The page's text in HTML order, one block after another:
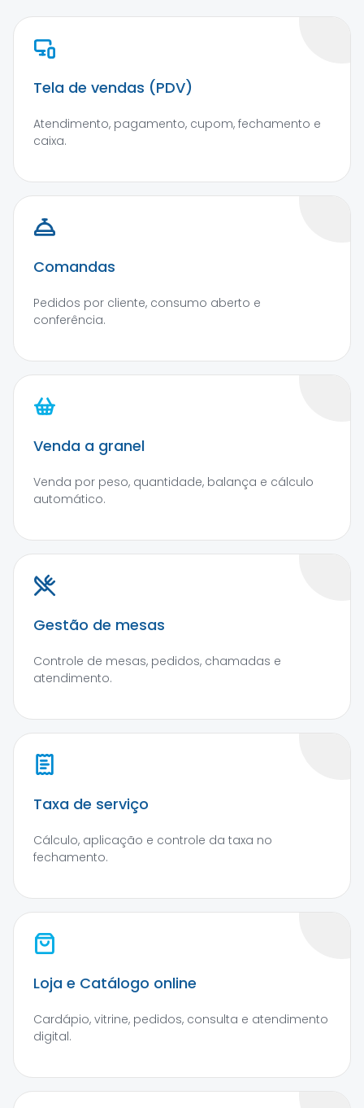
Tela de vendas (PDV)
Atendimento, pagamento, cupom, fechamento e
caixa.
Comandas
Pedidos por cliente, consumo aberto e
conferência.
Venda a granel
Venda por peso, quantidade, balança e cálculo
automático.
Gestão de mesas
Controle de mesas, pedidos, chamadas e
atendimento.
Taxa de serviço
Cálculo, aplicação e controle da taxa no
fechamento.
Loja e Catálogo online
Cardápio, vitrine, pedidos, consulta e atendimento
digital.